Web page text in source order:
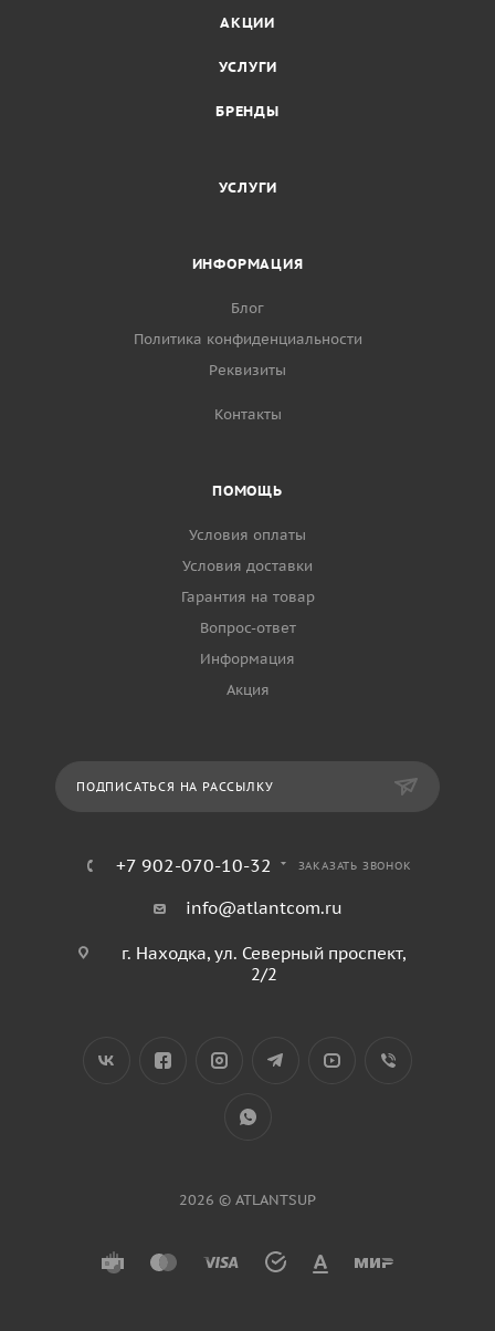
АКЦИИ
УСЛУГИ
БРЕНДЫ
УСЛУГИ
ИНФОРМАЦИЯ
Блог
Политика конфиденциальности
Реквизиты
Контакты
ПОМОЩЬ
Условия оплаты
Условия доставки
Гарантия на товар
Вопрос-ответ
Информация
Акция
ПОДПИСАТЬСЯ НА РАССЫЛКУ
+7 902-070-10-32 ЗАКАЗАТЬ ЗВОНОК
info@atlantcom.ru
г. Находка, ул. Северный проспект,
2/2
2026 © ATLANTSUP